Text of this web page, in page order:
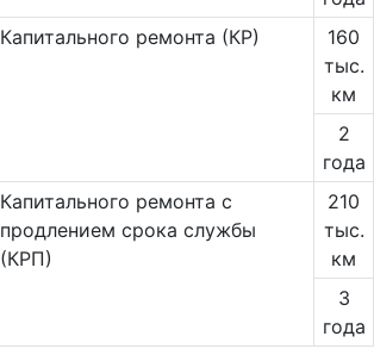
Капитального ремонта (КР)
160
тыс.
км
2
года
Капитального ремонта с
продлением срока службы
(КРП)
210
тыс.
км
3
года